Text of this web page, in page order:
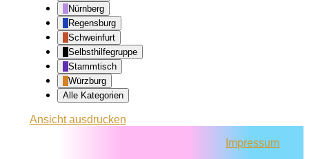
Nürnberg
Regensburg
Schweinfurt
Selbsthilfegruppe
Stammtisch
Würzburg
Alle Kategorien
Ansichtausdrucken
Impressum